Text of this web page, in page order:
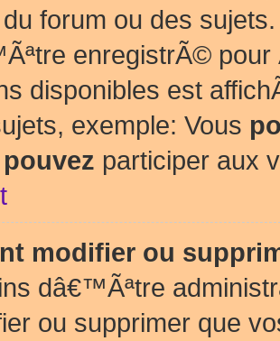
forum ou des
enregistrÃ©
disponibles est
exemple: Vous
pouvez participer aux
modifier ou
dâ€™Ãªtre
ou supprimer que